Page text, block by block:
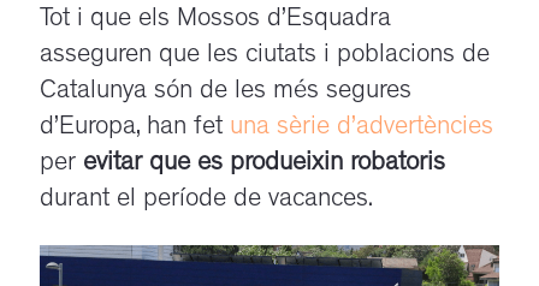
Tot i que els Mossos d’Esquadra
asseguren que les ciutats i poblacions de
Catalunya són de les més segures
d’Europa, han fet una sèrie d’advertències
per evitar que es produeixin robatoris
durant el període de vacances.